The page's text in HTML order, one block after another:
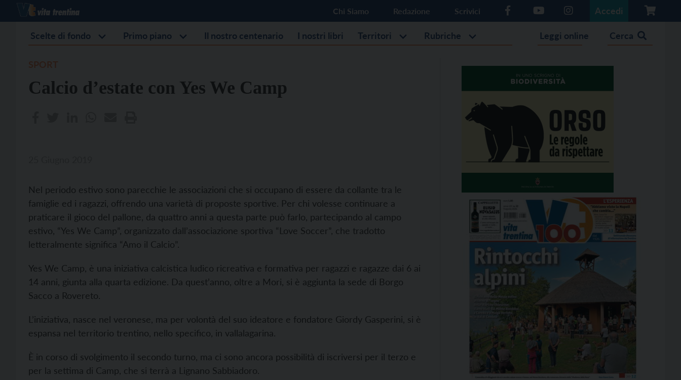
Chi Siamo Redazione Scrivici Accedi
Scelte di fondo Primo piano Il nostro centenario I nostri libri Territori Rubriche Leggi online Cerca
Calcio d’estate con Yes We Camp
Nel periodo estivo sono parecchie le associazioni che si occupano di essere da collante tra le
famiglie ed i ragazzi, offrendo una varietà di proposte sportive. Per chi volesse continuare a
praticare il gioco del pallone, da quattro anni a questa parte può farlo, partecipando al campo
estivo, “Yes We Camp”, organizzato dall’associazione sportiva “Love Soccer”, che tradotto
letteralmente significa “Amo il Calcio”.
Yes We Camp, è una iniziativa calcistica ludico ricreativa e formativa per ragazzi e ragazze dai 6 ai
14 anni, giunta alla quarta edizione. Da quest’anno, oltre a Mori, si è aggiunta la sede di Borgo
Sacco a Rovereto.
L’iniziativa, nasce nel veronese, ma per volontà del suo ideatore e fondatore Giordy Gasperini, si è
espansa nel territorio trentino, nello specifico, in vallalagarina.
È in corso di svolgimento il secondo turno, ma ci sono ancora possibilità di iscriversi per il terzo e
per la settima di Camp, che si terrà a Lignano Sabbiadoro.